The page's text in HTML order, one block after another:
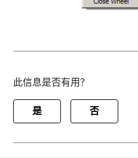
此信息是否有用？
是 否